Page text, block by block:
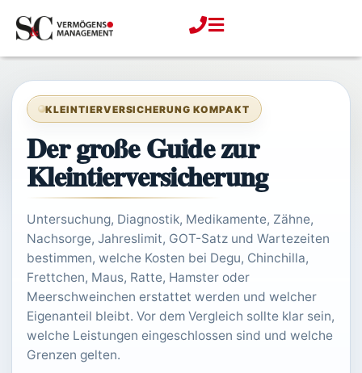
Inhalt
KLEINTIERVERSICHERUNG KOMPAKT
Der große Guide zur
Kleintierversicherung
Untersuchung, Diagnostik, Medikamente, Zähne,
Nachsorge, Jahreslimit, GOT-Satz und Wartezeiten
bestimmen, welche Kosten bei Degu, Chinchilla,
Frettchen, Maus, Ratte, Hamster oder
Meerschweinchen erstattet werden und welcher
Eigenanteil bleibt. Vor dem Vergleich sollte klar sein,
welche Leistungen eingeschlossen sind und welche
Grenzen gelten.